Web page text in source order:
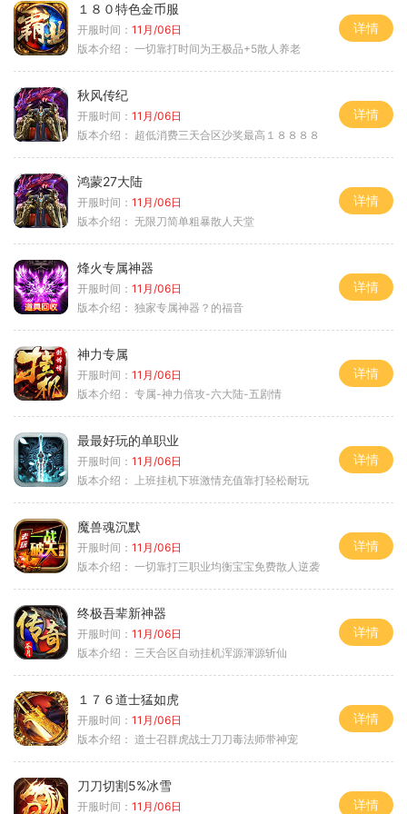
１８０特色金币服
开服时间： 11月/06日
版本介绍： 一切靠打时间为王极品+5散人养老
详情
秋风传纪
开服时间： 11月/06日
版本介绍： 超低消费三天合区沙奖最高１８８８８
详情
鸿蒙27大陆
开服时间： 11月/06日
版本介绍： 无限刀简单粗暴散人天堂
详情
烽火专属神器
开服时间： 11月/06日
版本介绍： 独家专属神器？的福音
详情
神力专属
开服时间： 11月/06日
版本介绍： 专属-神力倍攻-六大陆-五剧情
详情
最最好玩的单职业
开服时间： 11月/06日
版本介绍：
上班挂机下班激情充值靠打轻松耐玩
详情
魔兽魂沉默
开服时间： 11月/06日
版本介绍： 一切靠打三职业均衡宝宝免费散人逆袭
详情
终极吾辈新神器
开服时间： 11月/06日
版本介绍： 三天合区自动挂机浑源渾源斩仙
详情
１７６道士猛如虎
开服时间： 11月/06日
版本介绍： 道士召群虎战士刀刀毒法师带神宠
详情
刀刀切割5%冰雪
开服时间： 11月/06日
详情